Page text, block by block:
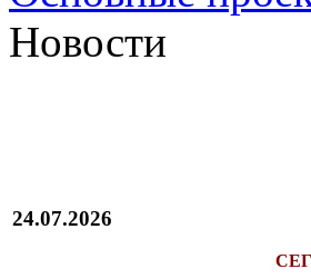
Новости
24.07.2026